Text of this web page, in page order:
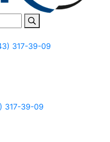
317-39-09
317-39-09